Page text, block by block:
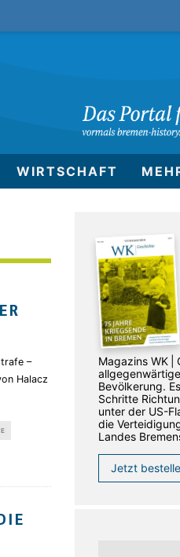
WIRTSCHAFT
–
Halacz
Magazins WK |
Bevölkerung.
Schritte
unter der US-
die
Landes
Jetzt